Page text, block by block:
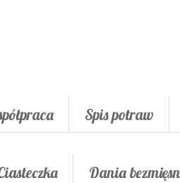
Spis potraw
Dania